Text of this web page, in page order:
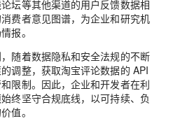
坛等其他渠道的用户反馈数据相
费者意见图谱，为企业和研究机
报。
随着数据隐私和安全法规的不断
调整，获取淘宝评论数据的 API
限制。因此，企业和开发者在利
终坚守合规底线，以可持续、负
值。